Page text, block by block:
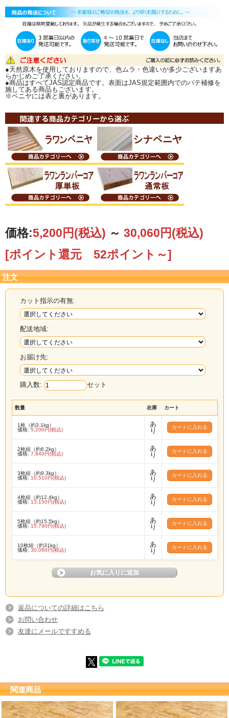
ます。
(鋸の厚みが約4mmあります。1回鋸を通すたびに4mm減ります）
ご希望寸法が原板より取れずカットできない際は、ご連絡いたします。
カットのご希望は、ご注文の備考欄へカット寸法をご記入いただくか、メール
またはFAXにて図面を当店までお送り下さい。
その際、端材の有無も必ずご連絡下さい。 端材有無のご指示がない場合は、端材
同梱で発送いたします。
詳しくは↓↓『カット注文について』↓↓をご覧ください。
●天然原木を使用しておりますので、色ムラ・色違いが多少ございますあ
らかじめご了承ください。
●商品はすべてJAS認定商品です。表面はJAS規定範囲内でのパテ補修を
施してある商品もございます。
※ベニヤには表と裏があります。
価格:5,200円(税込) ～ 30,060円(税込)
[ポイント還元 52ポイント～]
注文
カット指示の有無:
配送地域:
お届け先:
購入数: セット
数量 在庫 カート
1枚（約3.1kg）
価格: 5,200円(税込)
あ
り
2枚組（約6.2kg）
価格: 7,840円(税込)
あ
り
3枚組（約9.3kg）
価格: 10,510円(税込)
あ
り
4枚組（約12.4kg）
価格: 13,150円(税込)
あ
り
5枚組（約15.5kg）
価格: 15,790円(税込)
あ
り
10枚組（約31kg）
価格: 30,060円(税込)
あ
り
返品についての詳細はこちら
お問い合わせ
友達にメールですすめる
関連商品